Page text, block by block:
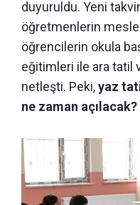
duyuruldu. Yeni
öğretmenlerin
öğrencilerin okula
eğitimleri ile ara tatil
netleşti. Peki,yaz
ne zaman açılacak?